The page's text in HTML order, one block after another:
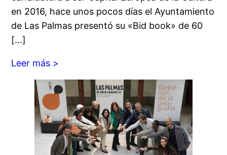
en 2016, hace unos pocos días el Ayuntamiento
de Las Palmas presentó su «Bid book» de 60
[…]
Leer más >